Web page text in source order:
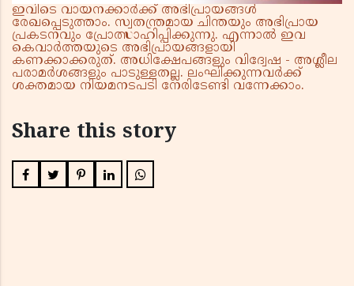
ഇവിടെ വായനക്കാർക്ക് അഭിപ്രായങ്ങൾ
രേഖപ്പെടുത്താം. സ്വതന്ത്രമായ ചിന്തയും അഭിപ്രായ
പ്രകടനവും പ്രോത്സാഹിപ്പിക്കുന്നു. എന്നാൽ ഇവ
കെവാർത്തയുടെ അഭിപ്രായങ്ങളായി
കണക്കാക്കരുത്. അധിക്ഷേപങ്ങളും വിദ്വേഷ - അശ്ലീല
പരാമർശങ്ങളും പാടുള്ളതല്ല. ലംഘിക്കുന്നവർക്ക്
ശക്തമായ നിയമനടപടി നേരിടേണ്ടി വന്നേക്കാം.
Share this story